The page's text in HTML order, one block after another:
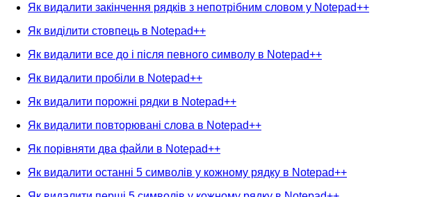
Як видалити закінчення рядків з непотрібним словом у Notepad++
Як виділити стовпець в Notepad++
Як видалити все до і після певного символу в Notepad++
Як видалити пробіли в Notepad++
Як видалити порожні рядки в Notepad++
Як видалити повторювані слова в Notepad++
Як порівняти два файли в Notepad++
Як видалити останні 5 символів у кожному рядку в Notepad++